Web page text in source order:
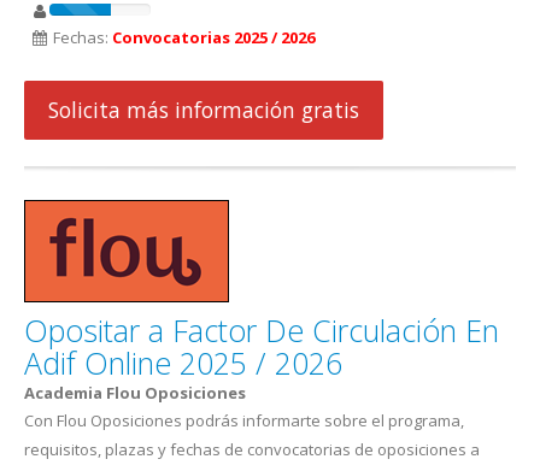
Fechas: Convocatorias 2025 / 2026
Solicita más información gratis
Opositar a Factor De Circulación En
Adif Online 2025 / 2026
Academia Flou Oposiciones
Con Flou Oposiciones podrás informarte sobre el programa,
requisitos, plazas y fechas de convocatorias de oposiciones a